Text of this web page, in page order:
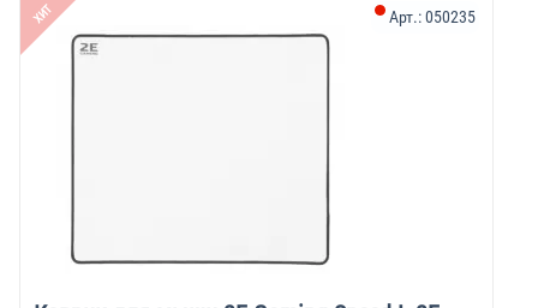
ХИТ Арт.:050235